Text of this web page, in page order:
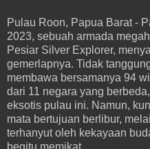
Pulau Roon, Papua Barat -
2023, sebuah armada
Pesiar Silver Explorer,
gemerlapnya. Tidak
membawa bersamanya 94
dari 11 negara yang
eksotis pulau ini. Namun,
mata bertujuan berlibur,
terhanyut oleh kekayaan
begitu memikat.